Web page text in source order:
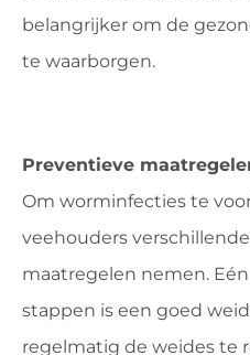
belangrijker om de
te waarborgen.
Preventieve
Om worminfecties te
veehouders
maatregelen nemen.
stappen is een goed
regelmatig de weides te